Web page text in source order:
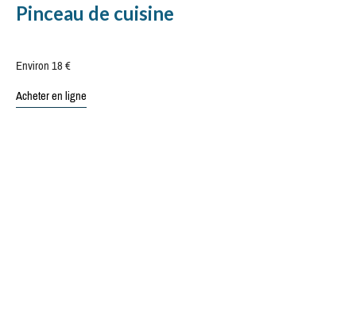
Pinceau de cuisine
Environ 18 €
Acheter en ligne